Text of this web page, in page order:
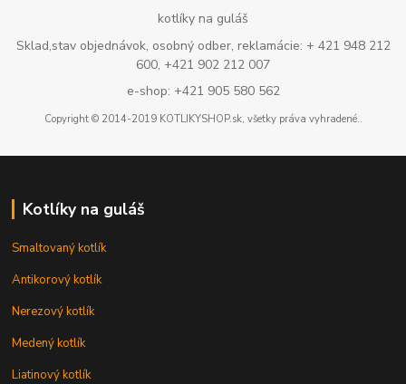
kotlíky na guláš
Sklad,stav objednávok, osobný odber, reklamácie: + 421 948 212
600, +421 902 212 007
e-shop: +421 905 580 562
Copyright © 2014-2019 KOTLIKYSHOP.sk, všetky práva vyhradené..
Kotlíky na guláš
Smaltovaný kotlík
Antikorový kotlík
Nerezový kotlík
Medený kotlík
Liatinový kotlík